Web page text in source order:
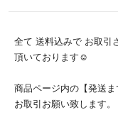
◼︎使い方
温めてから塗布するとよ
ど、肌が温まっている時
全て 送料込みで お取引
頂いております☺︎
商品ページ内の【発送
お取引お願い致します。